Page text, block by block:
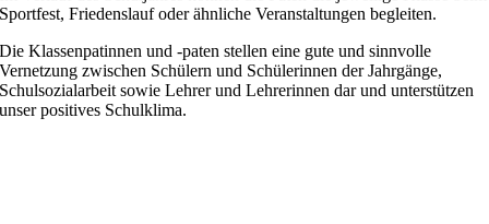
Sportfest, Friedenslauf oder ähnliche Veranstaltungen begleiten.
Die Klassenpatinnen und -paten stellen eine gute und sinnvolle
Vernetzung zwischen Schülern und Schülerinnen der Jahrgänge,
Schulsozialarbeit sowie Lehrer und Lehrerinnen dar und unterstützen
unser positives Schulklima.